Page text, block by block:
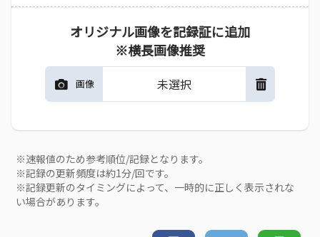
オリジナル画像を記録証に追加
※横長画像推奨
画像 未選択
※速報値のため参考順位/記録となります。
※記録の更新頻度は約1分/回です。
※記録更新のタイミングによって、一時的に正しく表示されな
い場合があります。